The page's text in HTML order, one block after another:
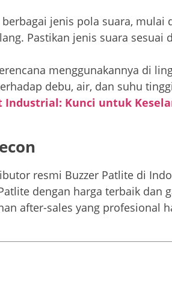
jenis pola suara, mulai
Pastikan jenis suara sesuai
menggunakannya di
debu, air, dan suhu
Industrial: Kunci untuk
resmi Buzzer Patlite di
dengan harga terbaik dan
after-sales yang profesional